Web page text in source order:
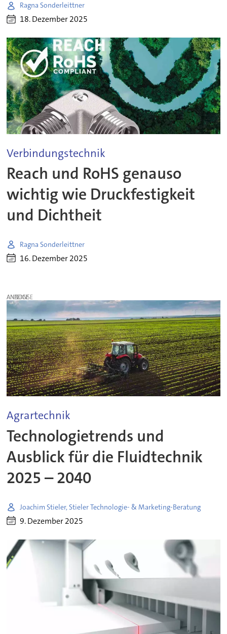
Ragna Sonderleittner
18. Dezember 2025
Verbindungstechnik
Reach und RoHS genauso
wichtig wie Druckfestigkeit
und Dichtheit
Ragna Sonderleittner
16. Dezember 2025
ANZEIGE
Agrartechnik
Technologietrends und
Ausblick für die Fluidtechnik
2025 – 2040
Joachim Stieler, Stieler Technologie- & Marketing-Beratung
9. Dezember 2025